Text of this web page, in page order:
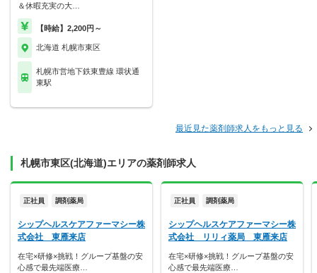
＆休暇充実の大…
【時給】2,200円～
北海道 札幌市東区
札幌市営地下鉄東豊線 環状通
東駅
最近見た薬剤師求人をもっと見る
札幌市東区(北海道)エリアの薬剤師求人
正社員 調剤薬局
シップヘルスケアファーマシー株
式会社 東雁来店
在宅×研修×挑戦！グループ基盤の安
心感で最先端医療…
正社員 調剤薬局
シップヘルスケアファーマシー株
式会社 リリィ薬局 東雁来店
在宅×研修×挑戦！グループ基盤の安
心感で最先端医療…